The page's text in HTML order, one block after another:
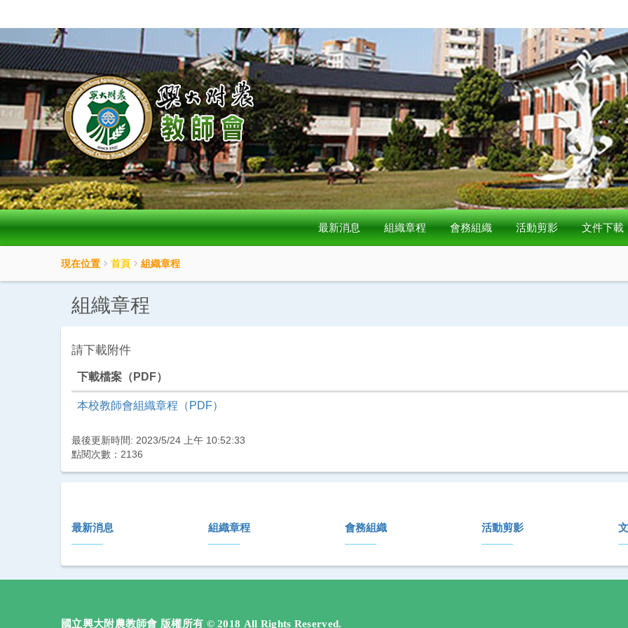
主
要
內
區
最新消息 組織章程 會務組織 活動剪影 文件下載
現在位置 首頁 組織章程
組織章程
請下載附件
PDF 下載檔案
下載檔案（PDF）
本校教師會組織章程（PDF）
最後更新時間: 2023/5/24 上午 10:52:33
點閱次數：2136
最新消息 組織章程 會務組織 活動剪影
國立興大附農教師會 版權所有 © 2018 All Rights Reserved.